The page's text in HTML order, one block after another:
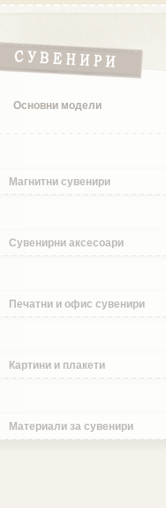
Основни модели
Магнитни сувенири
Сувенирни аксесоари
Печатни и офис сувенири
Картини и плакети
Материали за сувенири